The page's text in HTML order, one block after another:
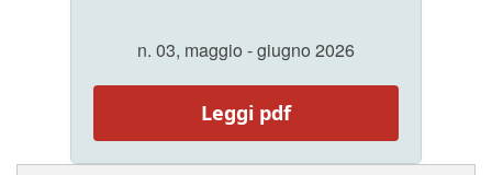
n. 03, maggio - giugno 2026
Leggi pdf